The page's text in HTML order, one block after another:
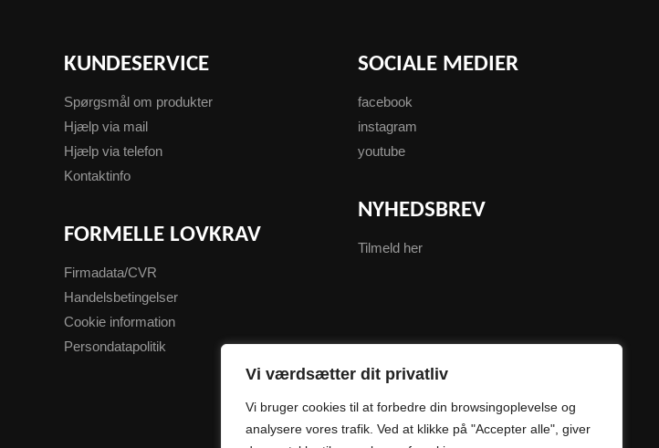
Vi værdsætter dit privatliv
Vi bruger cookies til at forbedre din browsingoplevelse og
analysere vores trafik. Ved at klikke på "Accepter alle", giver
KUNDESERVICE
Spørgsmål om produkter
Hjælp via mail
Hjælp via telefon
Kontaktinfo
FORMELLE LOVKRAV
Firmadata/CVR
Handelsbetingelser
Cookie information
Persondatapolitik
SOCIALE MEDIER
facebook
instagram
youtube
NYHEDSBREV
Tilmeld her